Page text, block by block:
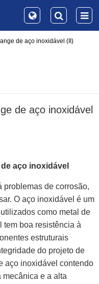
de aço inoxidável (II)
de aço inoxidável
aço inoxidável
problemas de corrosão,
O aço inoxidável é um
como metal de
tem boa resistência à
estruturais
do projeto de
aço inoxidável contendo
e a alta